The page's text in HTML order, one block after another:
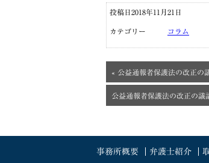
投稿日2018年11月21日
カテゴリー コラム
« 公益通報者保護法の改正
公益通報者保護法の改正の
事務所概要 弁護士紹介